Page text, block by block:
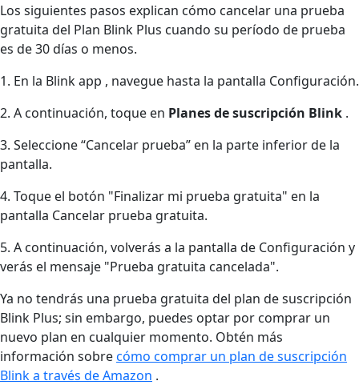
Los siguientes pasos explican cómo cancelar una prueba
gratuita del Plan Blink Plus cuando su período de prueba
es de 30 días o menos.
1. En la Blink app , navegue hasta la pantalla Configuración.
2. A continuación, toque en Planes de suscripción Blink .
3. Seleccione “Cancelar prueba” en la parte inferior de la
pantalla.
4. Toque el botón "Finalizar mi prueba gratuita" en la
pantalla Cancelar prueba gratuita.
5. A continuación, volverás a la pantalla de Configuración y
verás el mensaje "Prueba gratuita cancelada".
Ya no tendrás una prueba gratuita del plan de suscripción
Blink Plus; sin embargo, puedes optar por comprar un
nuevo plan en cualquier momento. Obtén más
información sobrecómo comprar un plan de suscripción
Blink a través de Amazon .